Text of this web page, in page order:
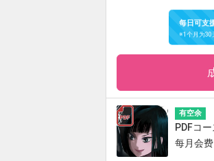
每日可支
※1个月为30
有空余
PDFコー
每月会